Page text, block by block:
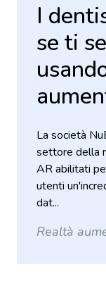
I
se ti
La società
settore della
AR abilitati
utenti
dat...
Realtà